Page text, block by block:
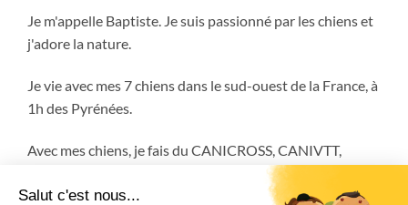
Je m'appelle Baptiste. Je suis passionné par les chiens et
j'adore la nature.
Je vie avec mes 7 chiens dans le sud-ouest de la France, à
1h des Pyrénées.
Avec mes chiens, je fais du CANICROSS, CANIVTT,